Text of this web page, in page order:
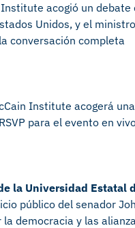
acogió un
Unidos, y el
conversación completa
Institute acogerá
para el evento en
la Universidad Estatal
público del senador
democracia y las